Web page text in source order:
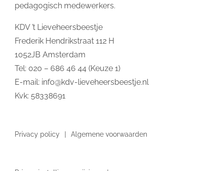
pedagogisch medewerkers.
KDV ’t Lieveheersbeestje
Frederik Hendrikstraat 112 H
1052JB Amsterdam
Tel: 020 – 686 46 44 (Keuze 1)
E-mail: info@kdv-lieveheersbeestje.nl
Kvk: 58338691
Privacy policy Algemene voorwaarden